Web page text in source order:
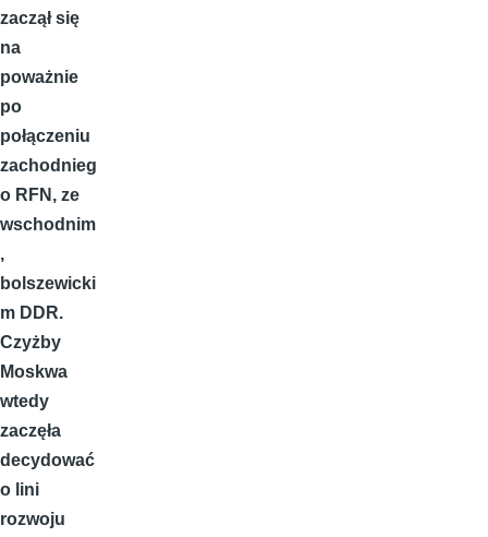
zaczął się
na
poważnie
po
połączeniu
zachodnieg
o RFN, ze
wschodnim
,
bolszewicki
m DDR.
Czyżby
Moskwa
wtedy
zaczęła
decydować
o lini
rozwoju